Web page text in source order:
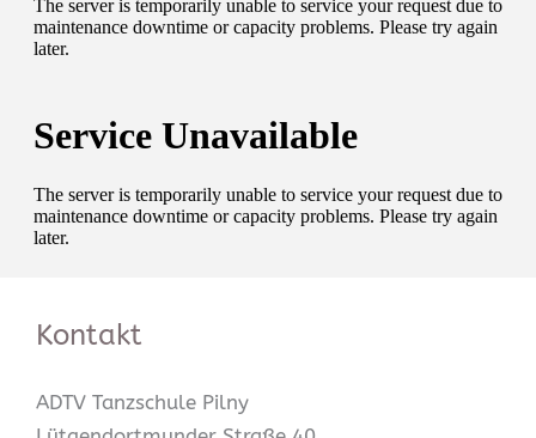
Kontakt
ADTV Tanzschule Pilny